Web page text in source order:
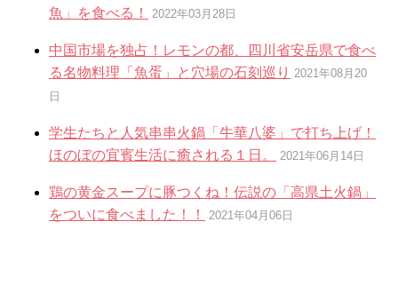
魚」を食べる！
2022年03月28日
中国市場を独占！レモンの都、四川省安岳県で食べ
る名物料理「魚蛋」と穴場の石刻巡り 2021年08月20
日
学生たちと人気串串火鍋「牛華八婆」で打ち上げ！
ほのぼの宜賓生活に癒される１日。
2021年06月14日
鶏の黄金スープに豚つくね！伝説の「高県土火鍋」
をついに食べました！！
2021年04月06日